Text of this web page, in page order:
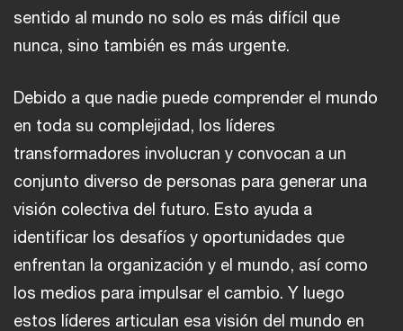
sentido al mundo no solo es más difícil que
nunca, sino también es más urgente.
Debido a que nadie puede comprender el mundo
en toda su complejidad, los líderes
transformadores involucran y convocan a un
conjunto diverso de personas para generar una
visión colectiva del futuro. Esto ayuda a
identificar los desafíos y oportunidades que
enfrentan la organización y el mundo, así como
los medios para impulsar el cambio. Y luego
estos líderes articulan esa visión del mundo en